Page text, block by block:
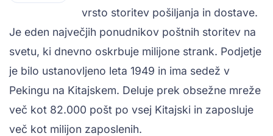
vrsto storitev pošiljanja in dostave.
Je eden največjih ponudnikov poštnih storitev na
svetu, ki dnevno oskrbuje milijone strank. Podjetje
je bilo ustanovljeno leta 1949 in ima sedež v
Pekingu na Kitajskem. Deluje prek obsežne mreže
več kot 82.000 pošt po vsej Kitajski in zaposluje
več kot milijon zaposlenih.